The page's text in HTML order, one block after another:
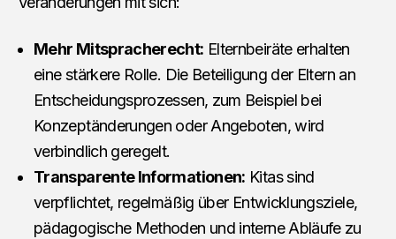
Mehr Mitspracherecht: Elternbeiräte erhalten
eine stärkere Rolle. Die Beteiligung der Eltern an
Entscheidungsprozessen, zum Beispiel bei
Konzeptänderungen oder Angeboten, wird
verbindlich geregelt.
Transparente Informationen: Kitas sind
verpflichtet, regelmäßig über Entwicklungsziele,
pädagogische Methoden und interne Abläufe zu